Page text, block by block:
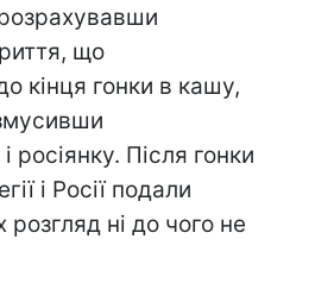
що
кінця гонки в кашу,
росіянку. Після гонки
і Росії подали
розгляд ні до чого не